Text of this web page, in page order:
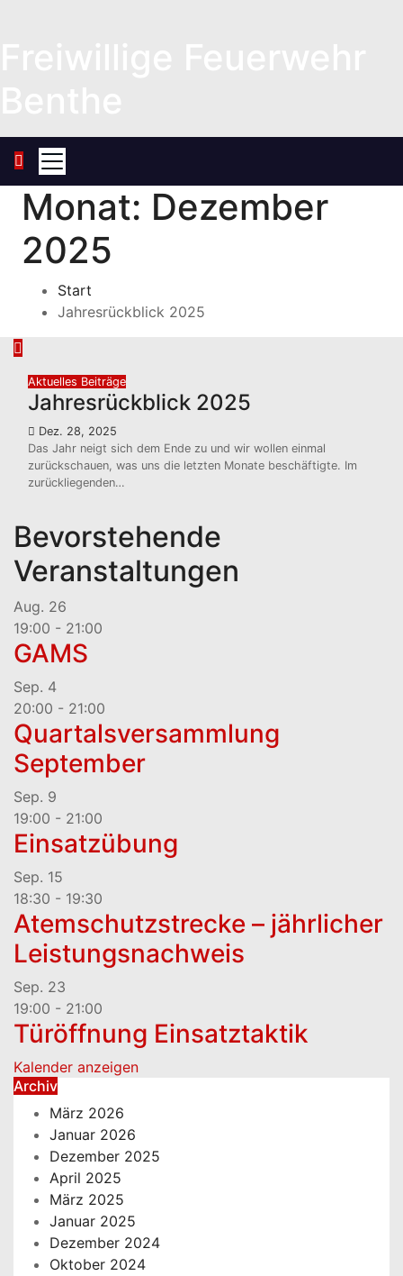
Monat: Dezember
2025
Start
Jahresrückblick 2025
Aktuelles Beiträge
Jahresrückblick 2025
Dez. 28, 2025
Das Jahr neigt sich dem Ende zu und wir wollen einmal
zurückschauen, was uns die letzten Monate beschäftigte. Im
zurückliegenden…
Bevorstehende
Veranstaltungen
Aug. 26
19:00 - 21:00
GAMS
Sep. 4
20:00 - 21:00
Quartalsversammlung
September
Sep. 9
19:00 - 21:00
Einsatzübung
Sep. 15
18:30 - 19:30
Atemschutzstrecke – jährlicher
Leistungsnachweis
Sep. 23
19:00 - 21:00
Türöffnung Einsatztaktik
Kalender anzeigen
Archiv
März 2026
Januar 2026
Dezember 2025
April 2025
März 2025
Januar 2025
Dezember 2024
Oktober 2024